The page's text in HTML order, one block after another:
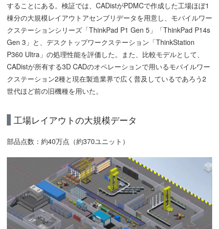
することにある。検証では、CADistがPDMCで作成した工場ほぼ1
棟分の大規模レイアウトアセンブリデータを用意し、モバイルワー
クステーションシリーズ「ThinkPad P1 Gen 5」「ThinkPad P14s
Gen 3」と、デスクトップワークステーション「ThinkStation
P360 Ultra」の処理性能を評価した。また、比較モデルとして、
CADistが所有する3D CADのオペレーションで用いるモバイルワー
クステーション2種と現在製造業界で広く普及しているであろう2
世代ほど前の旧機種を用いた。
工場レイアウトの大規模データ
部品点数：約40万点（約370ユニット）